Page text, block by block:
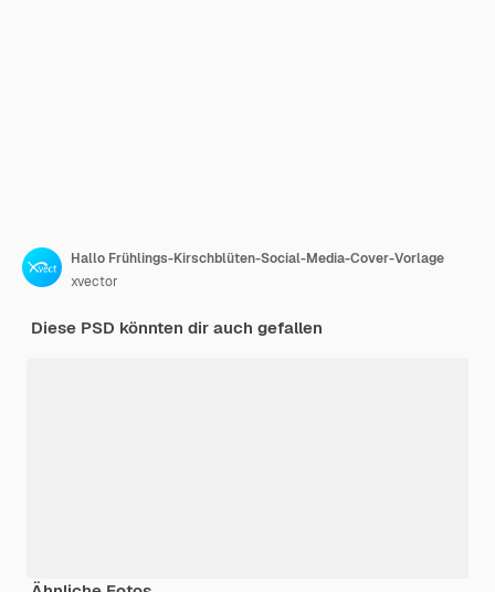
Hallo Frühlings-Kirschblüten-Social-Media-Cover-Vorlage
xvector
Diese PSD könnten dir auch gefallen